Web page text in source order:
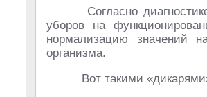
Согласно
уборов на
нормализацию значений
организма.
Вот такими